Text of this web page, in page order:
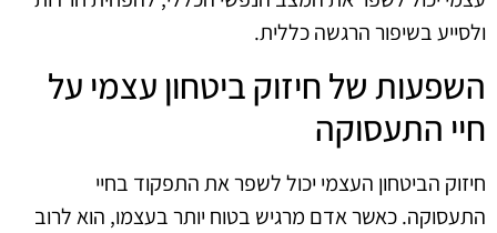
ולסייע בשיפור הרגשה כללית.
השפעות של חיזוק ביטחון עצמי על
חיי התעסוקה
חיזוק הביטחון העצמי יכול לשפר את התפקוד בחיי
התעסוקה. כאשר אדם מרגיש בטוח יותר בעצמו, הוא לרוב